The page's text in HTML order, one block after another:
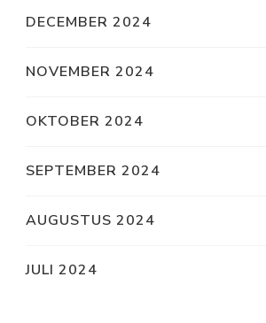
DECEMBER 2024
NOVEMBER 2024
OKTOBER 2024
SEPTEMBER 2024
AUGUSTUS 2024
JULI 2024